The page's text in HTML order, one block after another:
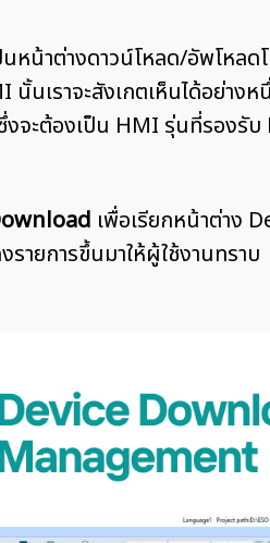
นหน้าต่างดาวน์โหลด/อัพโห
นั้นเราจะสังเกตเห็นได้อย่าง
จะต้องเป็น HMI รุ่นที่รอง
เพื่อเรียกหน้าต่าง
ายการขึ้นมาให้ผู้ใช้งานทราบ